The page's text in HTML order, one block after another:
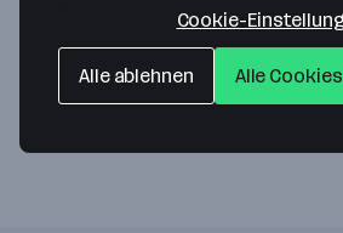
Sendlinger Straße 6
80331 München— Route berechnen
Website
Cookie-
Alle ablehnen Alle